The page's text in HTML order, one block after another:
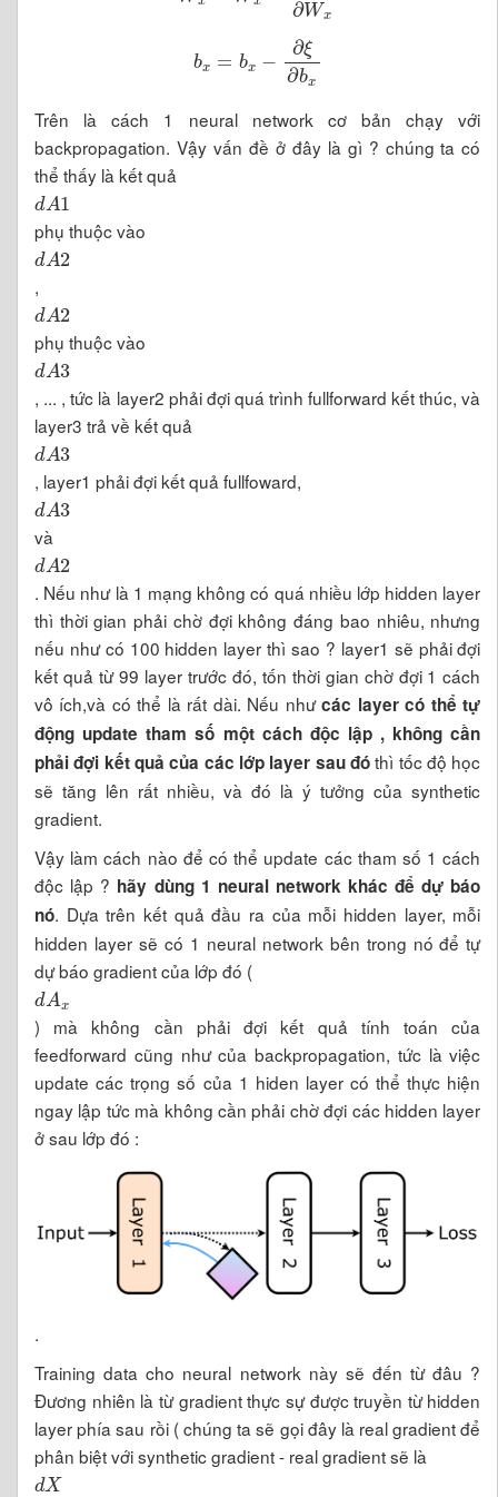
bx
Trên là cách 1 neural network cơ bản chạy với
backpropagation. Vậy vấn đề ở đây là gì ? chúng ta có
thể thấy là kết quả
dA 1
phụ thuộc vào
dA2
,d
phụ thuộc vào
dA3
, ... , tức là layer2 phải đợi quá trình fullforward kết thúc, và
layer3 trả về kết quả
dA3
, layer1 phải đợi kết quả fullfoward,
dA3
và
dA
. Nếu như là 1 mạng không có quá nhiều lớp hidden layer
thì thời gian phải chờ đợi không đáng bao nhiêu, nhưng
nếu như có 100 hidden layer thì sao ? layer1 sẽ phải đợi
kết quả từ 99 layer trước đó, tốn thời gian chờ đợi 1 cách
vô ích,và có thể là rất dài. Nếu nhưcác layer có thể tự
động update tham số một cách độc lập , không cần
phải đợi kết quả của các lớp layer sau đóthì tốc độ học
sẽ tăng lên rất nhiều, và đó là ý tưởng của synthetic
gradient.
Vậy làm cách nào để có thể update các tham số 1 cách
độc lập ? hãy dùng 1 neural network khác để dự báo
nó. Dựa trên kết quả đầu ra của mỗi hidden layer, mỗi
hidden layer sẽ có 1 neural network bên trong nó để tự
dự báo gradient của lớp đó (
dAx
) mà không cần phải đợi kết quả tính toán của
feedforward cũng như của backpropagation, tức là việc
update các trọng số của 1 hiden layer có thể thực hiện
ngay lập tức mà không cần phải chờ đợi các hidden layer
ở sau lớp đó :
.
Training data cho neural network này sẽ đến từ đâu ?
Đương nhiên là từ gradient thực sự được truyền từ hidden
layer phía sau rồi ( chúng ta sẽ gọi đây là real gradient để
phân biệt với synthetic gradient - real gradient sẽ là
dX